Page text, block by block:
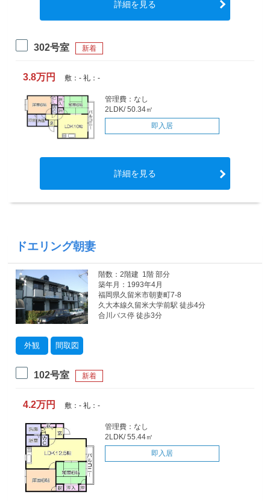
詳細を見る
302号室 新着
3.8万円 敷：- 礼：-
管理費：なし
2LDK/ 50.34㎡
即入居
詳細を見る
ドエリング朝妻
外観 間取図
階数：2階建 1階 部分
築年月：1993年4月
福岡県久留米市朝妻町7-8
久大本線久留米大学前駅 徒歩4分
合川バス停 徒歩3分
102号室 新着
4.2万円 敷：- 礼：-
管理費：なし
2LDK/ 55.44㎡
即入居